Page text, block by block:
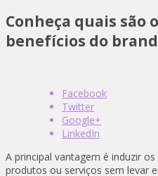
Conheça quais são
benefícios do
Facebook
Twitter
Google+
LinkedIn
A principal vantagem é induzir
produtos ou serviços sem levar